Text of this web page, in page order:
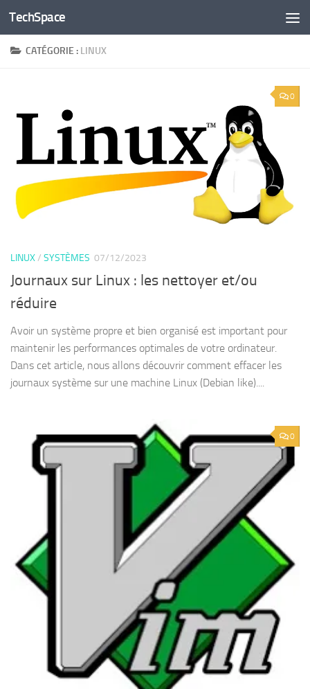
Skip to content
TechSpace
CATÉGORIE : LINUX
0
LINUX/ SYSTÈMES 07/12/2023
Journaux sur Linux : les nettoyer et/ou
réduire
Avoir un système propre et bien organisé est important pour
maintenir les performances optimales de votre ordinateur.
Dans cet article, nous allons découvrir comment effacer les
journaux système sur une machine Linux (Debian like)....
0